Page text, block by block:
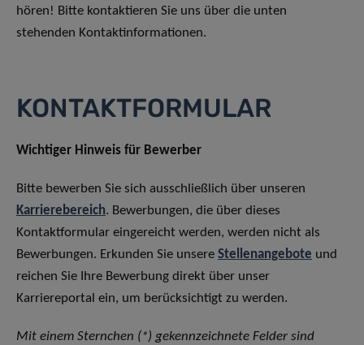
hören! Bitte kontaktieren Sie uns über die unten
stehenden Kontaktinformationen.
KONTAKTFORMULAR
Wichtiger Hinweis für Bewerber
Bitte bewerben Sie sich ausschließlich über unseren
Karrierebereich. Bewerbungen, die über dieses
Kontaktformular eingereicht werden, werden nicht als
Bewerbungen. Erkunden Sie unsere Stellenangebote und
reichen Sie Ihre Bewerbung direkt über unser
Karriereportal ein, um berücksichtigt zu werden.
Mit einem Sternchen (*) gekennzeichnete Felder sind